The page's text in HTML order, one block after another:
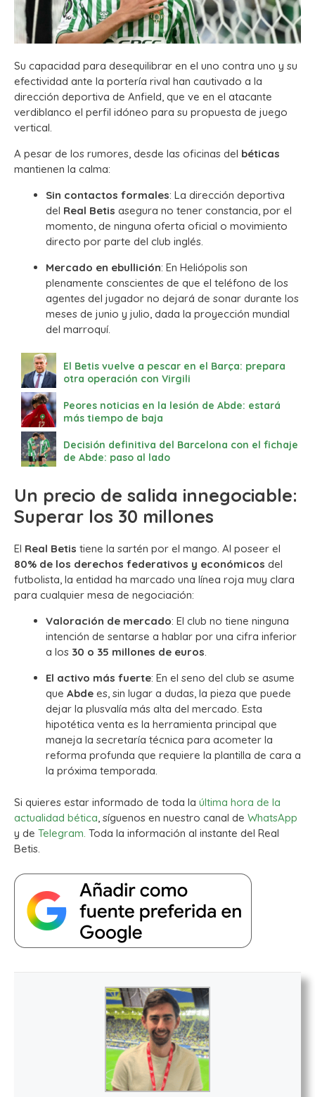
Su capacidad para desequilibrar en el uno contra uno y su
efectividad ante la portería rival han cautivado a la
dirección deportiva de Anfield, que ve en el atacante
verdiblanco el perfil idóneo para su propuesta de juego
vertical.
A pesar de los rumores, desde las oficinas del béticas
mantienen la calma:
Sin contactos formales: La dirección deportiva
del Real Betis asegura no tener constancia, por el
momento, de ninguna oferta oficial o movimiento
directo por parte del club inglés.
Mercado en ebullición: En Heliópolis son
plenamente conscientes de que el teléfono de los
agentes del jugador no dejará de sonar durante los
meses de junio y julio, dada la proyección mundial
del marroquí.
El Betis vuelve a pescar en el Barça: prepara
otra operación con Virgili
Peores noticias en la lesión de Abde: estará
más tiempo de baja
Decisión definitiva del Barcelona con el fichaje
de Abde: paso al lado
Un precio de salida innegociable:
Superar los 30 millones
El Real Betis tiene la sartén por el mango. Al poseer el
80% de los derechos federativos y económicos del
futbolista, la entidad ha marcado una línea roja muy clara
para cualquier mesa de negociación:
Valoración de mercado: El club no tiene ninguna
intención de sentarse a hablar por una cifra inferior
a los 30 o 35 millones de euros.
El activo más fuerte: En el seno del club se asume
que Abde es, sin lugar a dudas, la pieza que puede
dejar la plusvalía más alta del mercado. Esta
hipotética venta es la herramienta principal que
maneja la secretaría técnica para acometer la
reforma profunda que requiere la plantilla de cara a
la próxima temporada.
Si quieres estar informado de toda la última hora de la
actualidad bética, síguenos en nuestro canal de WhatsApp
y de Telegram. Toda la información al instante del Real
Betis.